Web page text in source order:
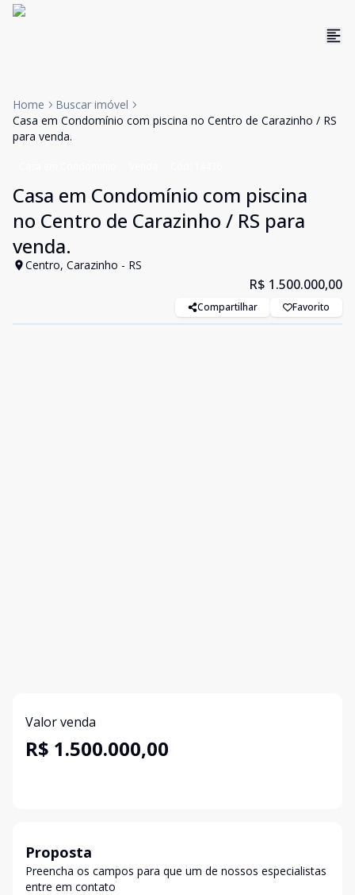
Home
Buscar imóvel
Casa em Condomínio com piscina no Centro de Carazinho / RS
para venda.
Casa em Condomínio com piscina
no Centro de Carazinho / RS para
venda.
Centro, Carazinho - RS
R$ 1.500.000,00
Compartilhar Favorito
Valor venda
R$ 1.500.000,00
Proposta
Preencha os campos para que um de nossos especialistas
entre em contato